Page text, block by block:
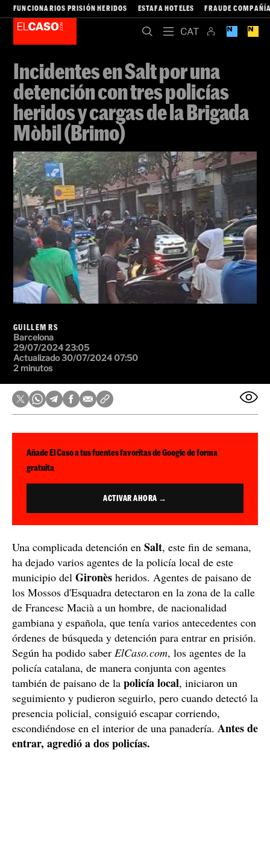
FUNCIONARIOS PRISIÓN HERIDOS ESTAFA HOTELES FRAUDE
Incidentes en Salt por una
detención con tres policías
heridos y cargas de la Brigada
Mòbil (Brimo)
GUILLEM RS
Barcelona
29/07/2024 23:05
Actualizado 30/07/2024 07:50
2 minutos
Añade El Caso a tus fuentes favoritas de Google de forma
gratuita
ACTIVAR AHORA →
Una complicada detención en Salt, este fin de semana,
ha dejado varios agentes de la policía local de este
municipio del Gironès heridos. Agentes de paisano de
los Mossos d'Esquadra detectaron en la zona de la calle
de Francesc Macià a un hombre, de nacionalidad
gambiana y española, que tenía varios antecedentes con
órdenes de búsqueda y detención para entrar en prisión.
Según ha podido saber ElCaso.com, los agentes de la
policía catalana, de manera conjunta con agentes
también de paisano de la policíalocal, iniciaron un
seguimiento y pudieron seguirlo, pero cuando detectó la
presencia policial, consiguió escapar corriendo,
escondiéndose en el interior de una panadería. Antes de
entrar, agredió a dos policías.